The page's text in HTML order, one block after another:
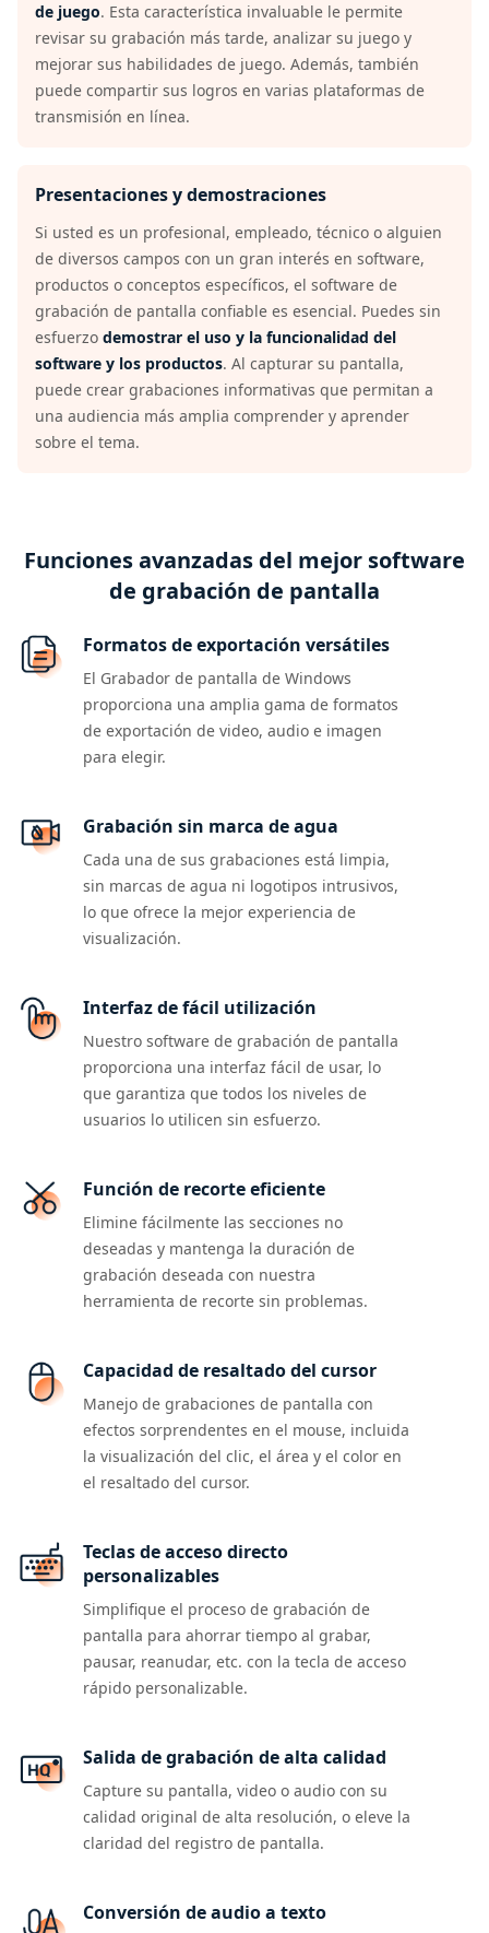
de juego. Esta característica invaluable le permite
revisar su grabación más tarde, analizar su juego y
mejorar sus habilidades de juego. Además, también
puede compartir sus logros en varias plataformas de
transmisión en línea.
Presentaciones y demostraciones
Si usted es un profesional, empleado, técnico o alguien
de diversos campos con un gran interés en software,
productos o conceptos específicos, el software de
grabación de pantalla confiable es esencial. Puedes sin
esfuerzo demostrar el uso y la funcionalidad del
software y los productos. Al capturar su pantalla,
puede crear grabaciones informativas que permitan a
una audiencia más amplia comprender y aprender
sobre el tema.
Funciones avanzadas del mejor software
de grabación de pantalla
Formatos de exportación versátiles
El Grabador de pantalla de Windows
proporciona una amplia gama de formatos
de exportación de video, audio e imagen
para elegir.
Grabación sin marca de agua
Cada una de sus grabaciones está limpia,
sin marcas de agua ni logotipos intrusivos,
lo que ofrece la mejor experiencia de
visualización.
Interfaz de fácil utilización
Nuestro software de grabación de pantalla
proporciona una interfaz fácil de usar, lo
que garantiza que todos los niveles de
usuarios lo utilicen sin esfuerzo.
Función de recorte eficiente
Elimine fácilmente las secciones no
deseadas y mantenga la duración de
grabación deseada con nuestra
herramienta de recorte sin problemas.
Capacidad de resaltado del cursor
Manejo de grabaciones de pantalla con
efectos sorprendentes en el mouse, incluida
la visualización del clic, el área y el color en
el resaltado del cursor.
Teclas de acceso directo
personalizables
Simplifique el proceso de grabación de
pantalla para ahorrar tiempo al grabar,
pausar, reanudar, etc. con la tecla de acceso
rápido personalizable.
Salida de grabación de alta calidad
Capture su pantalla, video o audio con su
calidad original de alta resolución, o eleve la
claridad del registro de pantalla.
Conversión de audio a texto